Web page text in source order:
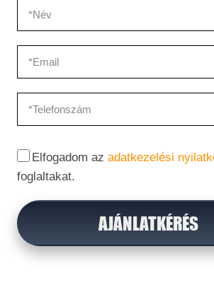
Elfogadom az adatkezelési
foglaltakat.
AJÁNLATKÉRÉS